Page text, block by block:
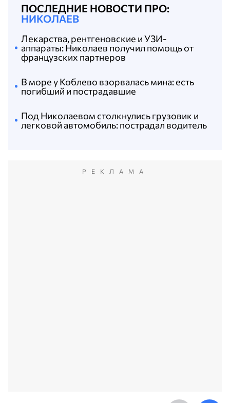
ПОСЛЕДНИЕ НОВОСТИ ПРО:
НИКОЛАЕВ
Под Николаевом столкнулись грузовик и
легковой автомобиль: пострадал водитель
В море у Коблево взорвалась мина: есть
погибший и пострадавшие
Лекарства, рентгеновские и УЗИ-
аппараты: Николаев получил помощь от
французских партнеров
РЕКЛАМА